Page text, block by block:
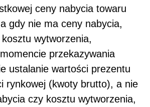
ceny nabycia towaru
gdy nie ma ceny nabycia,
wytworzenia,
przekazywania
ustalanie wartości prezentu
rynkowej (kwoty brutto), a nie
czy kosztu wytworzenia,